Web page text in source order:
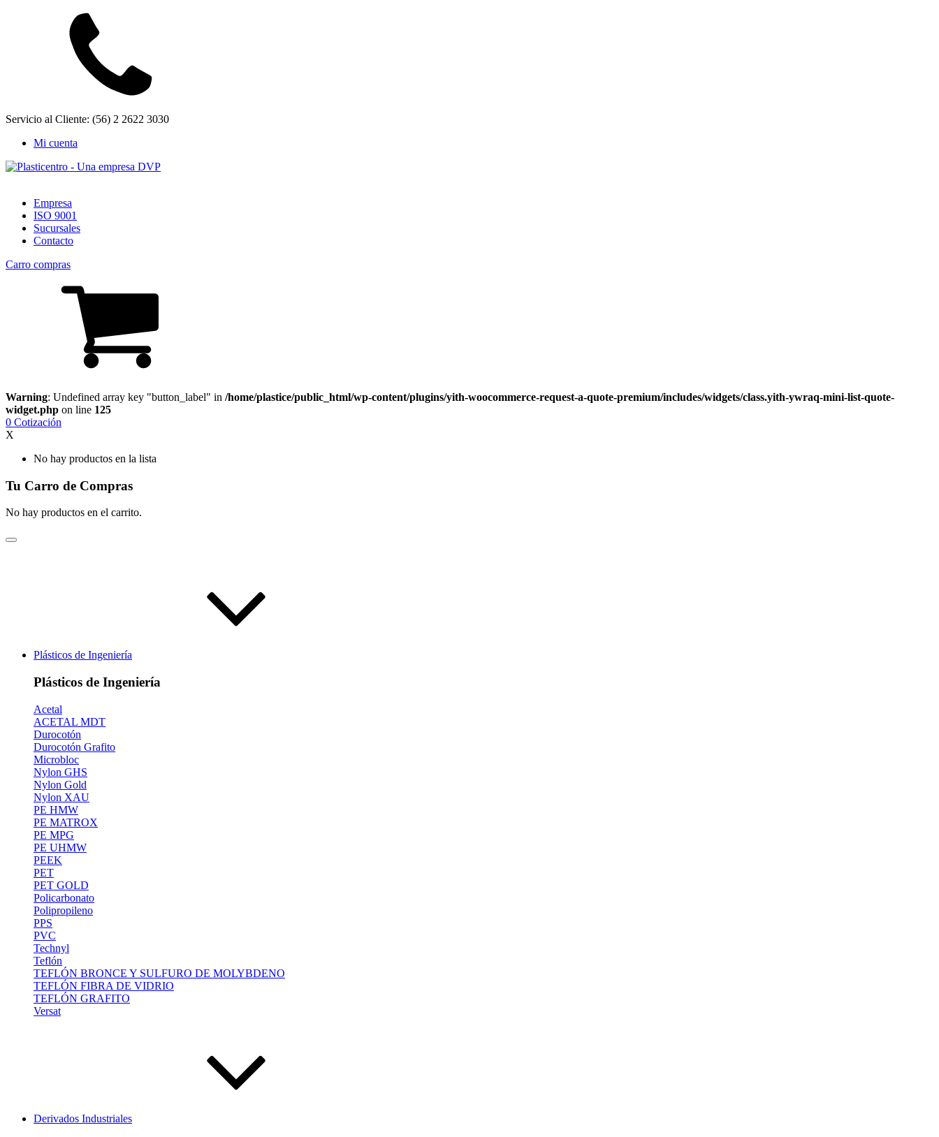
Servicio al Cliente: (56) 2 2622 3030
Mi cuenta
Empresa
ISO 9001
Sucursales
Contacto
Carro compras
Warning: Undefined array key "button_label" in /home/plastice/public_html/wp-content/plugins/yith-woocommerce-request-a-quote-premium/includes/widgets/class.yith-ywraq-mini-list-quote-
widget.php on line 125
0 Cotización
X
No hay productos en la lista
Tu Carro de Compras
No hay productos en el carrito.
Plásticos de Ingeniería
Plásticos de Ingeniería
Acetal
ACETAL MDT
Durocotón
Durocotón Grafito
Microbloc
Nylon GHS
Nylon Gold
Nylon XAU
PE HMW
PE MATROX
PE MPG
PE UHMW
PEEK
PET
PET GOLD
Policarbonato
Polipropileno
PPS
PVC
Technyl
Teflón
TEFLÓN BRONCE Y SULFURO DE MOLYBDENO
TEFLÓN FIBRA DE VIDRIO
TEFLÓN GRAFITO
Versat
Derivados Industriales